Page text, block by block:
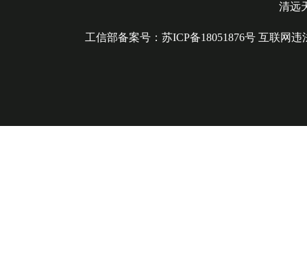
清远
工信部备案号：苏ICP备18051876号 互联网